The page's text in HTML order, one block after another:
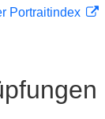
Portraitindex